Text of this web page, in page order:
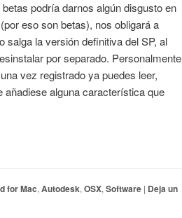
podría darnos algún disgusto en
eso son betas), nos obligará a
salga la versión definitiva del SP, al
por separado. Personalmente
vez registrado ya puedes leer,
alguna característica que
for Mac,Autodesk,OSX,Software | Deja un